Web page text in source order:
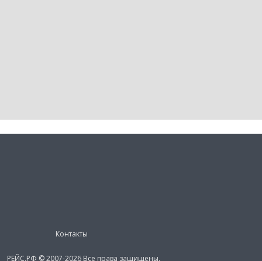
Контакты
РЕЙС.РФ © 2007-2026 Все права защищены.